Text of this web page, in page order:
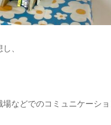
、
などでのコミュニケーシ